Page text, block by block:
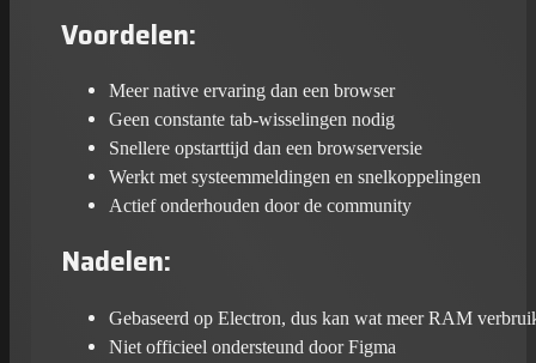
Voordelen:
Meer native ervaring dan een browser
Geen constante tab-wisselingen nodig
Snellere opstarttijd dan een browserversie
Werkt met systeemmeldingen en snelkoppelingen
Actief onderhouden door de community
Nadelen:
Gebaseerd op Electron, dus kan wat meer RAM
Niet officieel ondersteund door Figma